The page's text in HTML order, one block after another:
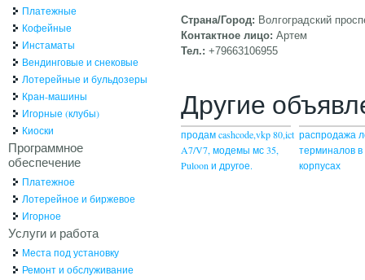
Страна/Город: Волгоградский
Контактное лицо: Артем
Тел.: +79663106955
Другие
продам cashcode,vkp 80,ict
A7/V7, модемы мс 35,
Puloon и другое.
распродажа
терминалов
корпусах
Платежные
Кофейные
Инстаматы
Вендинговые и снековые
Лотерейные и бульдозеры
Кран-машины
Игорные (клубы)
Киоски
Программное
обеспечение
Платежное
Лотерейное и биржевое
Игорное
Услуги и работа
Места под установку
Ремонт и обслуживание